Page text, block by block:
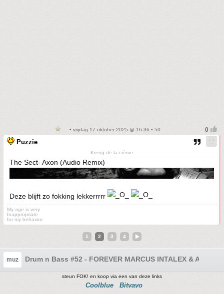
• vrijdag 17 oktober 2025 @ 16:36 • 50
Puzzie
Kreng de la crème
The Sect- Axon (Audio Remix)
Deze blijft zo fokking lekkerrrrr
My age is very
Inappropriate
for my behavior
1 2 3 4
muz Drum n Bass #52 - FOREVER MARCUS INTALEX & APEX..
steun FOK! en koop via een van deze links
Coolblue Bitvavo